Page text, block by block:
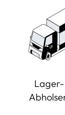
Lager-